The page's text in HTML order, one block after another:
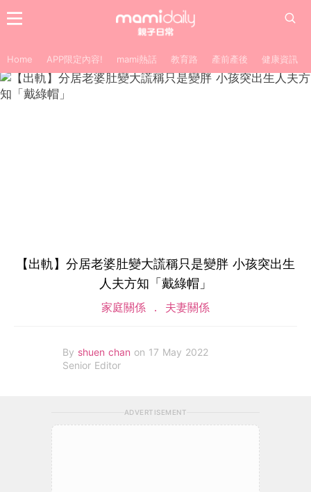
Home APP限定內容! mami熱話 教育路 產前產後 健康資訊
【出軌】分居老婆肚變大謊稱只是變胖 小孩突出生
人夫方知「戴綠帽」
家庭關係 夫妻關係
By shuen chan on 17 May 2022
Senior Editor
ADVERTISEMENT